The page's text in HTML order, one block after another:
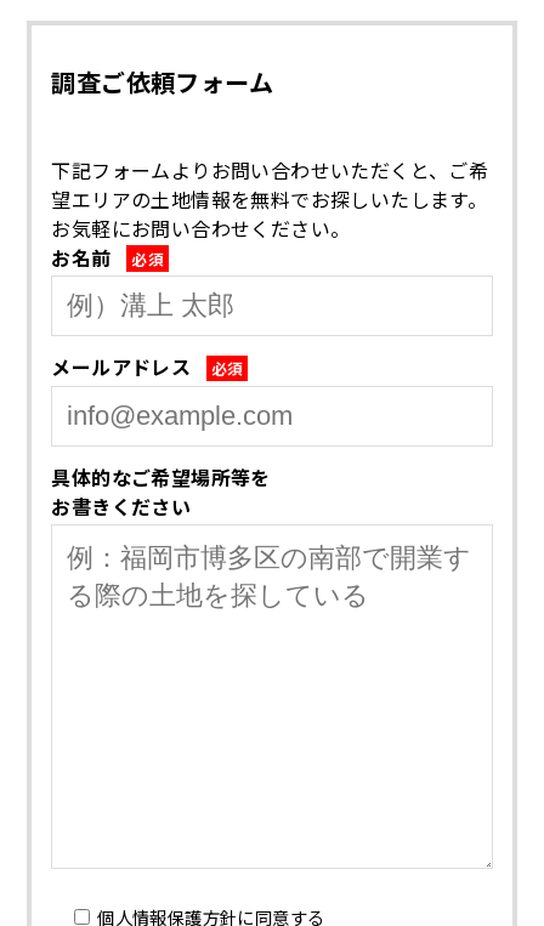
調査ご依頼フォーム
下記フォームよりお問い合わせいただくと、ご希
望エリアの土地情報を無料でお探しいたします。
お気軽にお問い合わせください。
お名前
必須
メールアドレス 必須
具体的なご希望場所等を
お書きください
個人情報保護方針に同意する